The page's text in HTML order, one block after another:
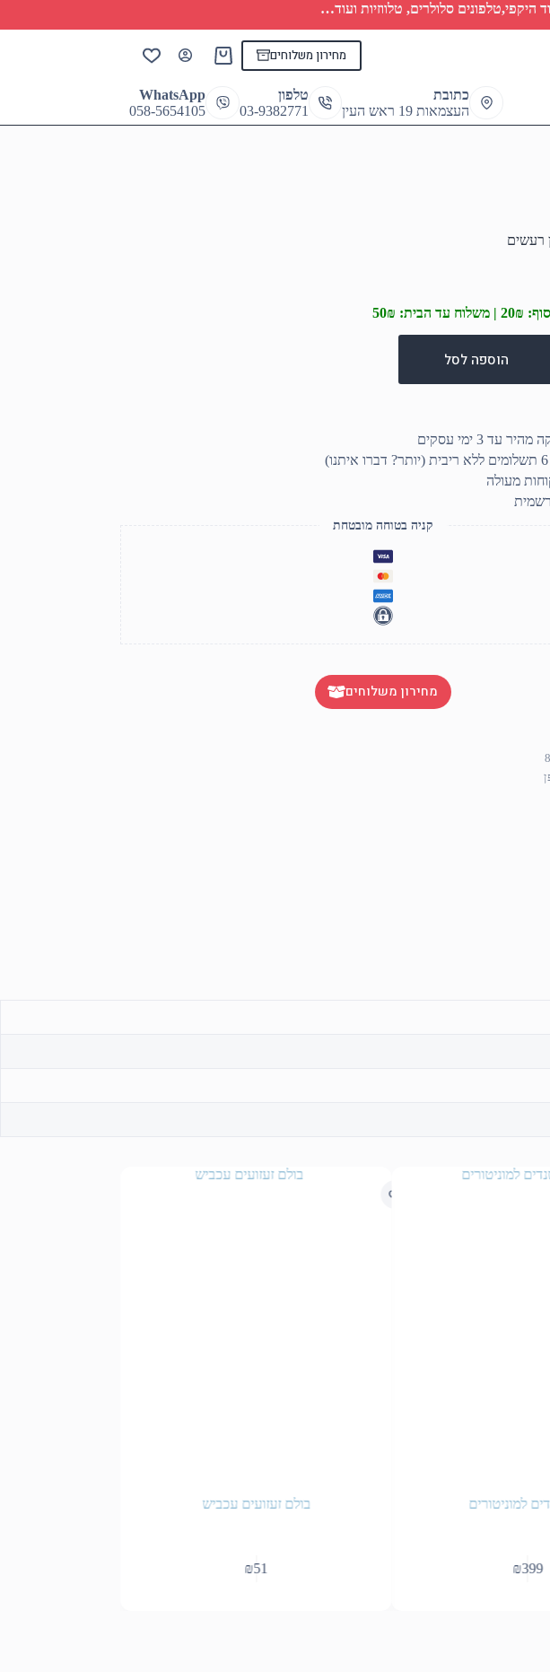
סלולרים, טלווזיות ועוד…
מחירון משלוחים
Shopping
כתובת
העצמאות 19 ראש העין
טלפון
03-9382771
WhatsApp
058-5654105
50₪
הוספה לסל
עד 3 ימי עסקים
מעולה
קניה בטוחה מובטחת
מחירון משלוחים
למוניטורים
₪399
בולם זעזועים עכביש
₪51